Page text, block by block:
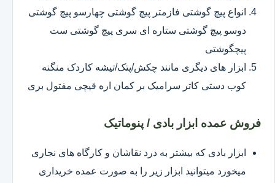
انواع پیچ گوشتی فازمتر پیچ گوشتی چهارسو پیچ گوشتی
دوسو پیچ گوشتی ستاره ای سری پیچ گوشتی ست
پیچگوشتی
ابزار های دیگری مانند چکش/پتک/تیشه کاردک منگنه
کوب دستی کاتر سرامیک بر کمان اره قیچی مفتول بری
فروش عمده ابزار بادی / پنوماتیک
ابزار بادی که بیشتر به درد نقاشان و کارگاه های نجاری
میخورد میتوانید ابزار زیر را به صورت عمده خریداری